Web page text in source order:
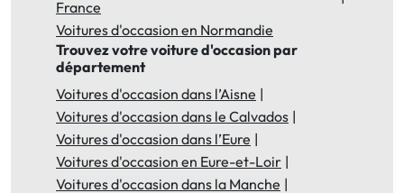
France
Voitures d'occasion en Normandie
Trouvez votre voiture d'occasion par
département
Voitures d'occasion dans l’Aisne
Voitures d'occasion dans le Calvados
Voitures d'occasion dans l’Eure
Voitures d'occasion en Eure-et-Loir
Voitures d'occasion dans la Manche